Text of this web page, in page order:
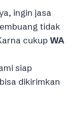
ingin jasa
tidak
cukup WA
siap
dikirimkan